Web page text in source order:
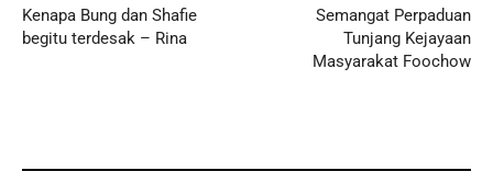
Kenapa Bung dan Shafie
begitu terdesak – Rina
Semangat Perpaduan
Tunjang Kejayaan
Masyarakat Foochow